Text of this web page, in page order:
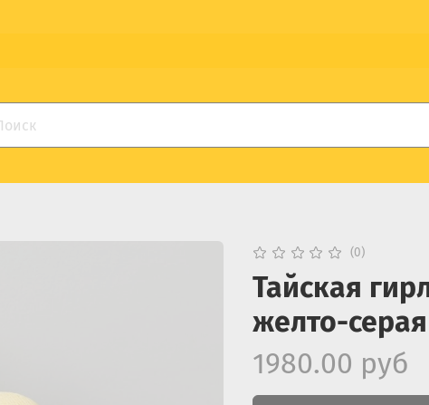
(0)
Тайская
желто-серая
1980.00 руб